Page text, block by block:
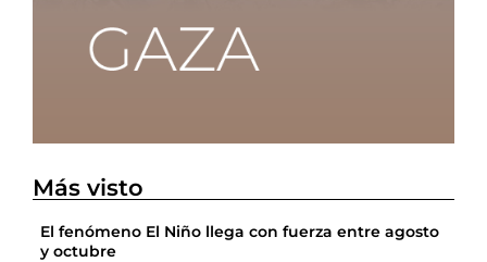
Más visto
El fenómeno El Niño llega con fuerza entre agosto
y octubre